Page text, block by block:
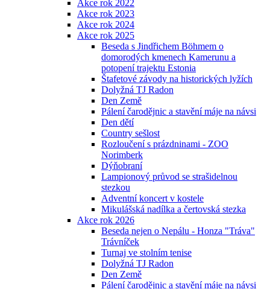
Akce rok 2022
Akce rok 2023
Akce rok 2024
Akce rok 2025
Beseda s Jindřichem Böhmem o
domorodých kmenech Kamerunu a
potopení trajektu Estonia
Štafetové závody na historických lyžích
Dolyžná TJ Radon
Den Země
Pálení čarodějnic a stavění máje na návsi
Den dětí
Country sešlost
Rozloučení s prázdninami - ZOO
Norimberk
Dýňobraní
Lampionový průvod se strašidelnou
stezkou
Adventní koncert v kostele
Mikulášská nadílka a čertovská stezka
Akce rok 2026
Beseda nejen o Nepálu - Honza "Tráva"
Trávníček
Turnaj ve stolním tenise
Dolyžná TJ Radon
Den Země
Pálení čarodějnic a stavění máje na návsi